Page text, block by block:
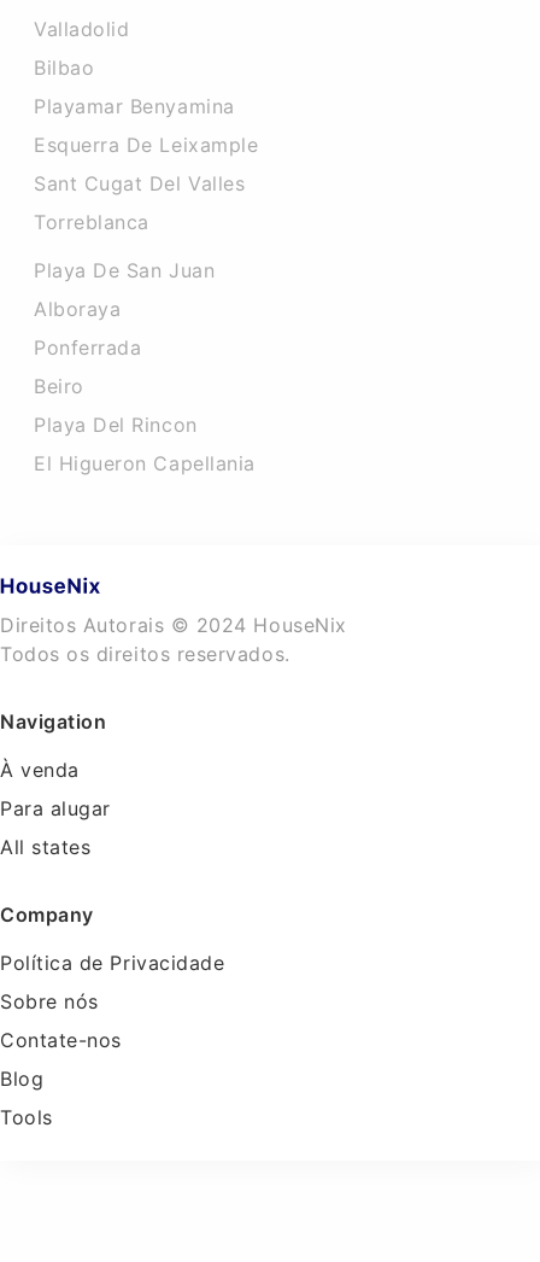
Valladolid
Bilbao
Playamar Benyamina
Esquerra De Leixample
Sant Cugat Del Valles
Torreblanca
Playa De San Juan
Alboraya
Ponferrada
Beiro
Playa Del Rincon
El Higueron Capellania
Direitos Autorais © 2024 HouseNix
Todos os direitos reservados.
Navigation
À venda
Para alugar
All states
Company
Política de Privacidade
Sobre nós
Contate-nos
Blog
Tools